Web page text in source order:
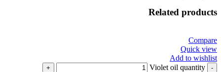
Related products
Compare
Quick view
Add to wishlist
Violet oil quantity